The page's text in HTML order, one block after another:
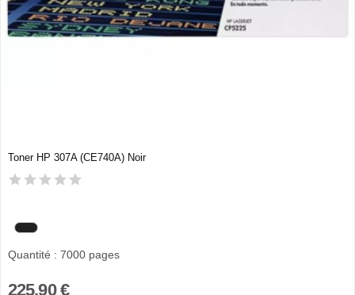
Toner HP 307A (CE740A) Noir
Quantité : 7000 pages
225,90 €